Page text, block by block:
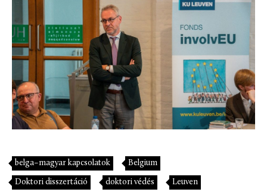
belga–magyar kapcsolatok Belgium
Doktori disszertáció doktori védés Leuven